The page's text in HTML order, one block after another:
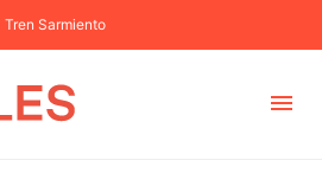
Tren Sarmiento